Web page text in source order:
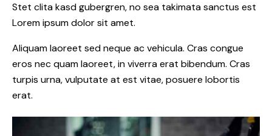
Stet clita kasd gubergren, no sea takimata sanctus est
Lorem ipsum dolor sit amet.
Aliquam laoreet sed neque ac vehicula. Cras congue
eros nec quam laoreet, in viverra erat bibendum. Cras
turpis urna, vulputate at est vitae, posuere lobortis
erat.